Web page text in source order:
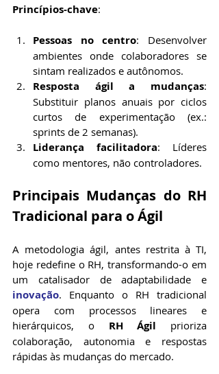
Princípios-chave:
Pessoas no centro: Desenvolver
ambientes onde colaboradores se
sintam realizados e autônomos.
Resposta ágil a mudanças:
Substituir planos anuais por ciclos
curtos de experimentação (ex.:
sprints de 2 semanas).
Liderança facilitadora: Líderes
como mentores, não controladores.
Principais Mudanças do RH
Tradicional para o Ágil
A metodologia ágil, antes restrita à TI,
hoje redefine o RH, transformando-o em
inovação. Enquanto o RH tradicional
opera com processos lineares e
hierárquicos, o RH Ágil prioriza
colaboração, autonomia e respostas
rápidas às mudanças do mercado.